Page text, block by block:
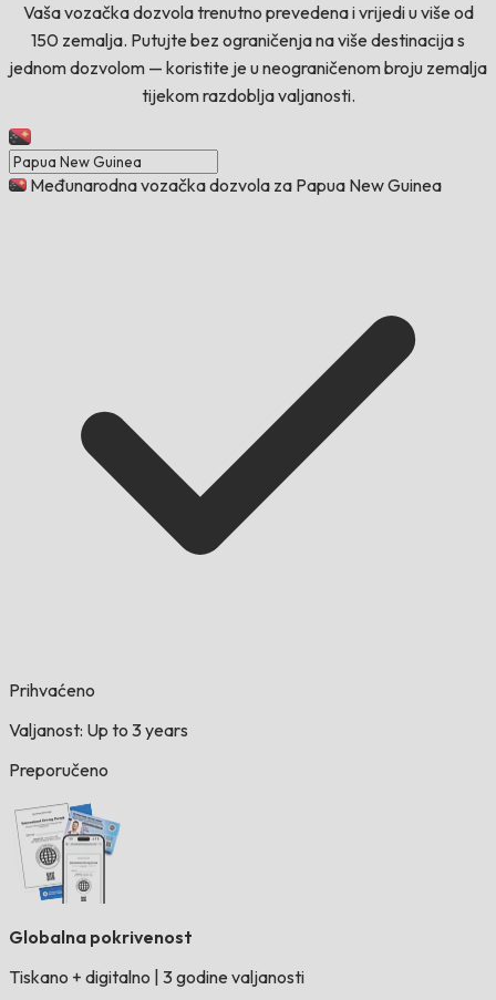
Vaša vozačka dozvola trenutno prevedena i vrijedi u više od
150 zemalja. Putujte bez ograničenja na više destinacija s
jednom dozvolom — koristite je u neograničenom broju zemalja
tijekom razdoblja valjanosti.
Međunarodna vozačka dozvola za Papua New Guinea
Prihvaćeno
Valjanost: Up to 3 years
Preporučeno
Globalna pokrivenost
Tiskano + digitalno 3 godine valjanosti